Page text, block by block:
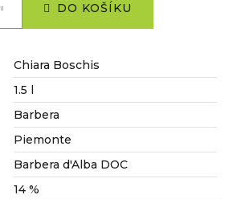
DO KOŠÍKU
Chiara Boschis
1.5 l
Barbera
Piemonte
Barbera d'Alba DOC
14 %